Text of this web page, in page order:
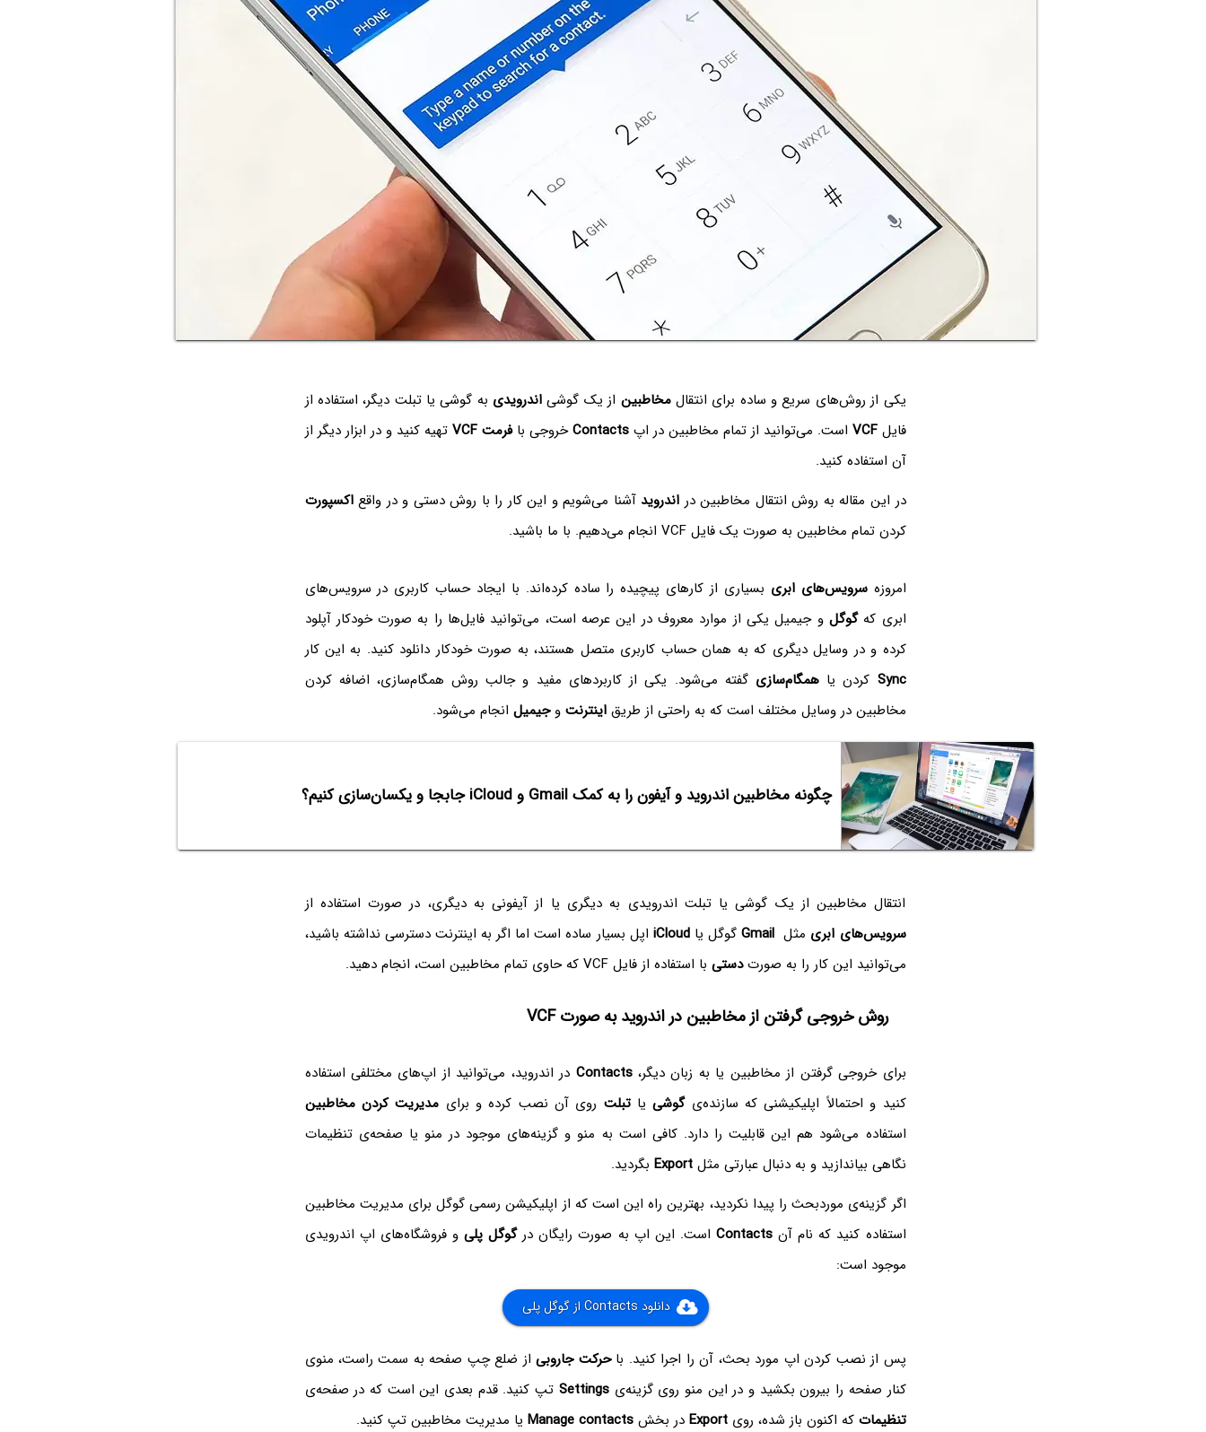
یکی از روش‌های سریع و ساده برای انتقالمخاطبین از یک گوشی اندرویدی به گوشی یا تبلت دیگر، استفاده از
فایلVCF است. می‌توانید از تمام مخاطبین در اپContactsخروجی بافرمت VCF
تهیه کنید و در ابزار دیگر از
آن استفاده کنید.
در این مقاله به روش انتقال مخاطبین در اندروید آشنا می‌شویم و این کار را با روش دستی و در واقعاکسپورت
کردن تمام مخاطبین به صورت یک فایل VCF انجام می‌دهیم. با ما باشید.
امروزهسرویس‌های ابری بسیاری از کارهای پیچیده را ساده کرده‌اند. با ایجاد حساب کاربری در سرویس‌های
ابری کهگوگل و جیمیل یکی از موارد معروف در این عرصه است، می‌توانید فایل‌ها را به صورت خودکار آپلود
کرده و در وسایل دیگری که به همان حساب کاربری متصل هستند، به صورت خودکار دانلود کنید. به این کار
Sync کردن یاهمگام‌سازی گفته می‌شود. یکی از کاربردهای مفید و جالب روش همگام‌سازی، اضافه کردن
مخاطبین در وسایل مختلف است که به راحتی از طریقاینترنت وجیمیل انجام می‌شود.
چگونه مخاطبین اندروید و آیفون را به کمک Gmail و iCloud جابجا و یکسان‌سازی کنیم؟
انتقال مخاطبین از یک گوشی یا تبلت اندرویدی به دیگری یا از آیفونی به دیگری، در صورت استفاده از
سرویس‌های ابری مثل Gmailگوگل یاiCloud اپل بسیار ساده است اما اگر به اینترنت دسترسی نداشته باشید،
می‌توانید این کار را به صورتدستی با استفاده از فایل VCF که حاوی تمام مخاطبین است، انجام دهید.
روش خروجی گرفتن از مخاطبین در اندروید به صورت VCF
برای خروجی گرفتن از مخاطبین یا به زبان دیگر،Contacts‌ در اندروید، می‌توانید از اپ‌های مختلفی استفاده
کنید و احتمالاً اپلیکیشنی که سازنده‌یگوشییاتبلت روی آن نصب کرده و برای مدیریت کردن مخاطبین
استفاده می‌شود هم این قابلیت را دارد. کافی است به منو و گزینه‌های موجود در منو یا صفحه‌ی تنظیمات
نگاهی بیاندازید و به دنبال عبارتی مثلExport‌ بگردید.
اگر گزینه‌ی موردبحث را پیدا نکردید، بهترین راه این است که از اپلیکیشن رسمی گوگل برای مدیریت مخاطبین
استفاده کنید که نام آنContacts است. این اپ به صورت رایگان درگوگل پلی و فروشگاه‌های اپ اندرویدی
موجود است:
دانلود Contacts از گوگل پلی
پس از نصب کردن اپ مورد بحث، آن را اجرا کنید. باحرکت جاروبیاز ضلع چپ صفحه به سمت راست، منوی
کنار صفحه را بیرون بکشید و در این منو روی گزینه‌یSettings تپ کنید. قدم بعدی این است که در صفحه‌ی
تنظیمات که اکنون باز شده، رویExport در بخشManage contacts یا مدیریت مخاطبین تپ کنید.